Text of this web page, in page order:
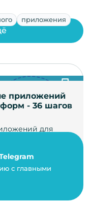
приложения
приложений
- 36 шагов
для
с главными